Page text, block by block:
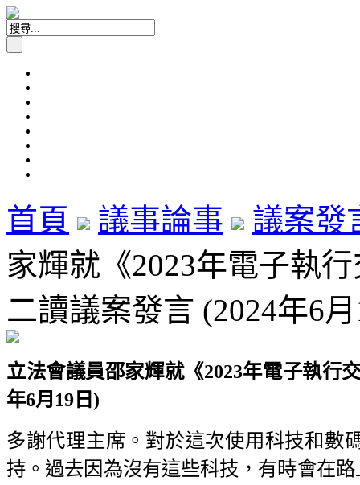
首頁 議事論事
議案發
家輝就《2023年電子執
二讀議案發言 (2024年6
立法會議員邵家輝就《2023年電子執行
年6月19日)
多謝代理主席。對於這次使用科技和數
持。過去因為沒有這些科技，有時會在